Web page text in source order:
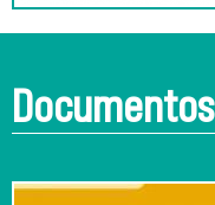
Documentos